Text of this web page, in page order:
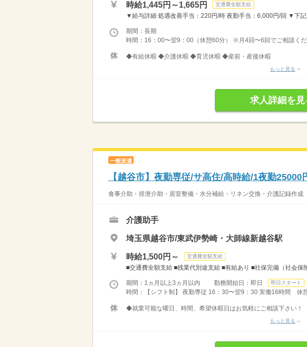
時給1,445円～1,665円 交通費全額支給
▼給与詳細 処遇改善手当：220円/時 夜勤手当：6,000円/回 ▼下
期間：長期
時間：16：00〜翌9：00（休憩60分） ※月4回〜6回でご相談く
◆有給休暇 ◆介護休暇 ◆育児休暇 ◆産前・産後休暇
もっと見る
求人詳細を見
一般派遣
【越谷市】夜勤専従/サ高住/高時給/1夜勤25000
食事介助・排泄介助・居室整備・水分補給・リネン交換・介護記録作
介護助手
埼玉県越谷市/東武伊勢崎・大師線新越谷駅
時給1,500円～ 交通費全額支給
■交通費全額支給 ■残業代別途支給 ■有給あり ■社保完備（社会保
期間：1ヵ月以上3ヵ月以内 勤務開始日：即日 即日スタート
時間：【シフト制】 夜勤専従 16：30〜翌9：30 実働16時間 休
◆就業可能な曜日、時間、希望休暇日はお気軽にご相談下さい！
もっと見る